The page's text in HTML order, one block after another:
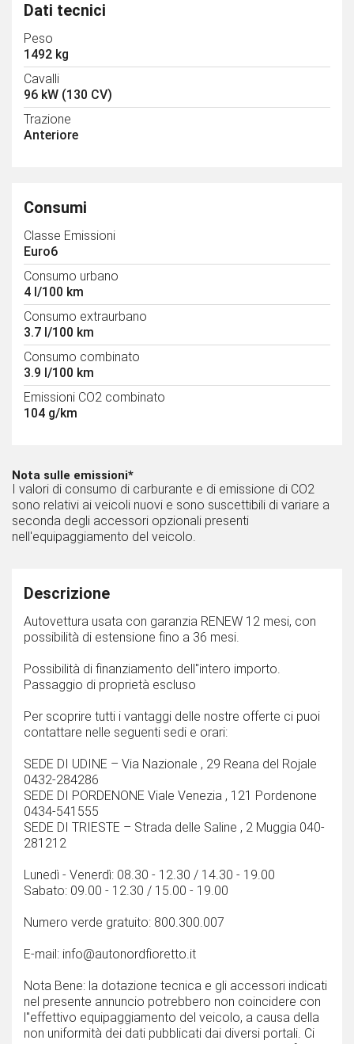
Dati tecnici
Peso
1492 kg
Cavalli
96 kW (130 CV)
Trazione
Anteriore
Consumi
Classe Emissioni
Euro6
Consumo urbano
4 l/100 km
Consumo extraurbano
3.7 l/100 km
Consumo combinato
3.9 l/100 km
Emissioni CO2 combinato
104 g/km
Nota sulle emissioni*
I valori di consumo di carburante e di emissione di CO2
sono relativi ai veicoli nuovi e sono suscettibili di variare a
seconda degli accessori opzionali presenti
nell'equipaggiamento del veicolo.
Descrizione
Autovettura usata con garanzia RENEW 12 mesi, con
possibilità di estensione fino a 36 mesi.
Possibilità di finanziamento dell''intero importo.
Passaggio di proprietà escluso
Per scoprire tutti i vantaggi delle nostre offerte ci puoi
contattare nelle seguenti sedi e orari:
SEDE DI UDINE – Via Nazionale , 29 Reana del Rojale
0432-284286
SEDE DI PORDENONE Viale Venezia , 121 Pordenone
0434-541555
SEDE DI TRIESTE – Strada delle Saline , 2 Muggia 040-
281212
Lunedì - Venerdì: 08.30 - 12.30 / 14.30 - 19.00
Sabato: 09.00 - 12.30 / 15.00 - 19.00
Numero verde gratuito: 800.300.007
E-mail: info@autonordfioretto.it
Nota Bene: la dotazione tecnica e gli accessori indicati
nel presente annuncio potrebbero non coincidere con
l''effettivo equipaggiamento del veicolo, a causa della
non uniformità dei dati pubblicati dai diversi portali. Ci